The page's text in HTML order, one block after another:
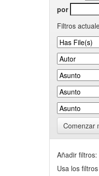
por
Filtros
Comenzar
Añadir filtros:
Usa los